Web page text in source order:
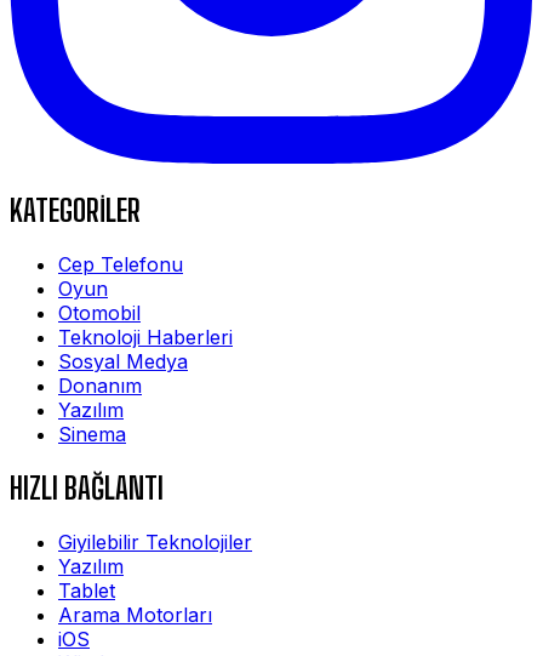
KATEGORİLER
Cep Telefonu
Oyun
Otomobil
Teknoloji Haberleri
Sosyal Medya
Donanım
Yazılım
Sinema
HIZLI BAĞLANTI
Giyilebilir Teknolojiler
Yazılım
Tablet
Arama Motorları
iOS